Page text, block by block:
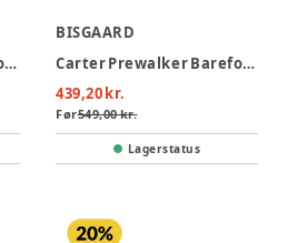
Carter Prewalker Barefoot - 5108
BISGAARD
Carter Prewalker Barefoot - Dark Brown
439,20 kr.
Før549,00 kr.
Lagerstatus